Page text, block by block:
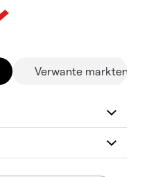
Verwante markten